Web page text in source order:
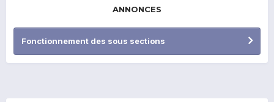
ANNONCES
Fonctionnement des sous sections